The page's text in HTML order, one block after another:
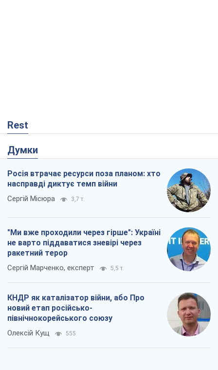
Rest
Думки
Росія втрачає ресурси поза планом: хто
насправді диктує темп війни
Сергій Місюра 3,7 т.
"Ми вже проходили через гірше": Україні
не варто піддаватися зневірі через
ракетний терор
Сергій Марченко, експерт 5,5 т.
КНДР як каталізатор війни, або Про
новий етап російсько-
північнокорейського союзу
Олексій Кущ 555